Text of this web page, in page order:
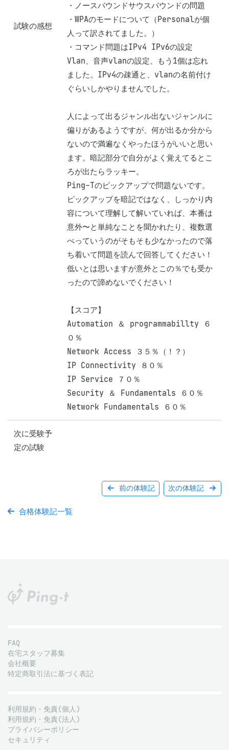
試験の感想
・ノースバウンドサウスバウンドの問題
・WPAのモードについて（Personalが個
人って訳されてました。）
・コマンド問題はIPv4 IPv6の設定
Vlan、音声vlanの設定、もう1個は忘れ
ました。IPv4の疎通と、vlanの名前付け
ぐらいしかやりませんでした。
人によって出るジャンル出ないジャンルに
偏りがあるようですが、何が出るか分から
ないので満遍なくやったほうがいいと思い
ます。暗記部分で自分がよく覚えてるとこ
ろが出たらラッキー。
Ping-Tのピックアップで問題ないです。
ピックアップを暗記ではなく、しっかり内
容について理解して解いていれば、本番は
意外〜と単純なことを聞かれたり、複数選
べっていうのがそもそも少なかったので落
ち着いて問題を読んで回答してください！
低いとは思いますが意外とこの％でも受か
ったので諦めないでください！
【スコア】
Automation ＆ programmabillty ６
０％
Network Access ３５％（！？）
IP Connectivity ８０％
IP Service ７０％
Security ＆ Fundamentals ６０％
Network Fundamentals ６０％
次に受験予
定の試験
前の体験記 次の体験記
合格体験記一覧
FAQ
在宅スタッフ募集
会社概要
特定商取引法に基づく表記
利用規約・免責(個人)
利用規約・免責(法人)
プライバシーポリシー
セキュリティ